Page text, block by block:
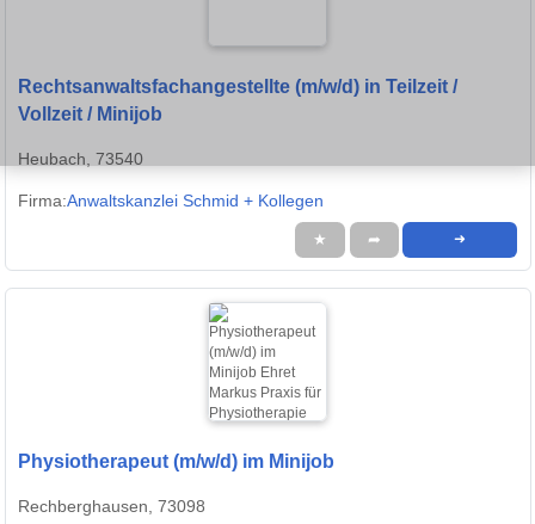
Rechtsanwaltsfachangestellte (m/w/d) in Teilzeit /
Vollzeit / Minijob
Heubach, 73540
Firma:Anwaltskanzlei Schmid + Kollegen
★ ➦ ➜
Physiotherapeut (m/w/d) im Minijob
Rechberghausen, 73098